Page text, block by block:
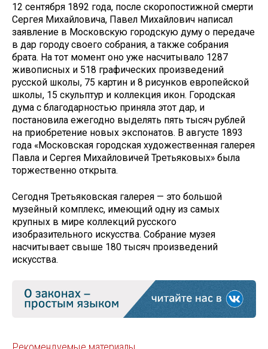
12 сентября 1892 года, после скоропостижной смерти
Сергея Михайловича, Павел Михайлович написал
заявление в Московскую городскую думу о передаче
в дар городу своего собрания, а также собрания
брата. На тот момент оно уже насчитывало 1287
живописных и 518 графических произведений
русской школы, 75 картин и 8 рисунков европейской
школы, 15 скульптур и коллекция икон. Городская
дума с благодарностью приняла этот дар, и
постановила ежегодно выделять пять тысяч рублей
на приобретение новых экспонатов. В августе 1893
года «Московская городская художественная галерея
Павла и Сергея Михайловичей Третьяковых» была
торжественно открыта.
Сегодня Третьяковская галерея — это большой
музейный комплекс, имеющий одну из самых
крупных в мире коллекций русского
изобразительного искусства. Собрание музея
насчитывает свыше 180 тысяч произведений
искусства.